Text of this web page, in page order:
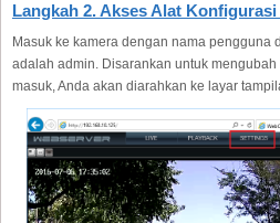
Langkah 2. Akses Alat
Masuk ke kamera dengan nama pengguna
adalah admin. Disarankan untuk mengubah
masuk, Anda akan diarahkan ke layar